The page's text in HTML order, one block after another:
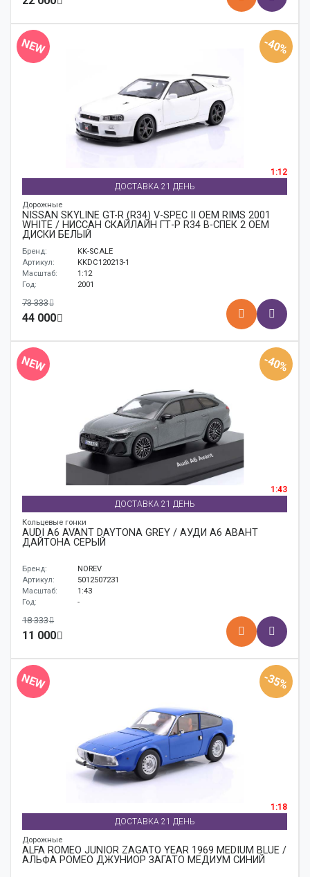
NEW -40%
1:12
ДОСТАВКА 21 ДЕНЬ
Дорожные
NISSAN SKYLINE GT-R (R34) V-SPEC II OEM RIMS 2001
WHITE / НИССАН СКАЙЛАЙН ГТ-Р R34 В-СПЕК 2 ОЕМ
ДИСКИ БЕЛЫЙ
Бренд:
KK-SCALE
Артикул:
KKDC120213-1
Масштаб:
1:12
Год:
2001
73 333
44 000
NEW -40%
1:43
ДОСТАВКА 21 ДЕНЬ
Кольцевые гонки
AUDI A6 AVANT DAYTONA GREY / АУДИ A6 АВАНТ
ДАЙТОНА СЕРЫЙ
Бренд:
NOREV
Артикул:
5012507231
Масштаб:
1:43
Год:
-
18 333
11 000
NEW -35%
1:18
ДОСТАВКА 21 ДЕНЬ
Дорожные
ALFA ROMEO JUNIOR ZAGATO YEAR 1969 MEDIUM BLUE /
АЛЬФА РОМЕО ДЖУНИОР ЗАГАТО МЕДИУМ СИНИЙ